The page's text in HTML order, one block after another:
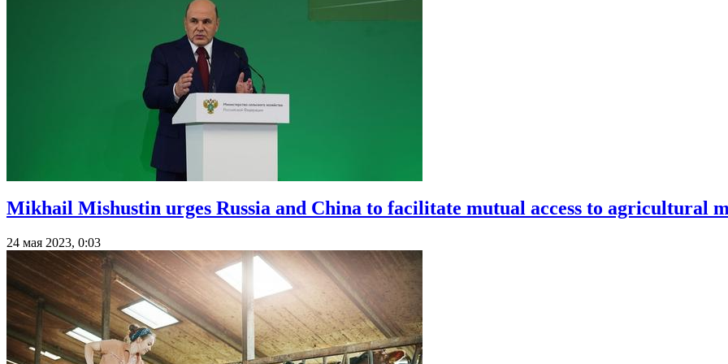
Mikhail Mishustin urges Russia and China to facilitate mutual access to agricultural
24 мая 2023, 0:03